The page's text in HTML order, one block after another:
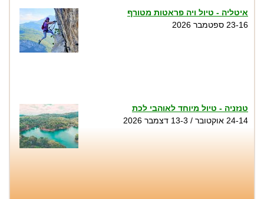
איטליה - טיול ויה פראטות מטורף
23-16 ספטמבר 2026
טנזניה - טיול מיוחד לאוהבי לכת
24-14 אוקטובר / 13-3 דצמבר 2026